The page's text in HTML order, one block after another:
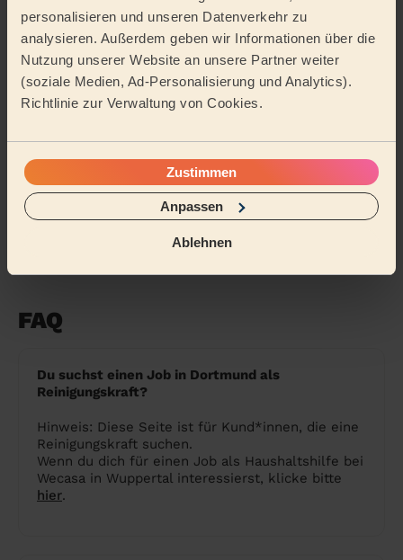
personalisieren und unseren Datenverkehr zu
analysieren. Außerdem geben wir Informationen über die
Nutzung unserer Website an unsere Partner weiter
(soziale Medien, Ad-Personalisierung und Analytics).
Richtlinie zur Verwaltung von Cookies.
Zustimmen
Anpassen
Ablehnen
7
Buche deine Haushaltshilfe – wann und wo du
möchtest
8
Versicherung Haushaltshilfe: Alles, was du
9
Haushaltshilfe für Senioren: Was Angehörige
wissen sollen
Endreinigung Ferienwohnung: Was du wissen
FAQ
Du suchst einen Job in Dortmund als
Reinigungskraft?
Hinweis: Diese Seite ist für Kund*innen, die eine
Reinigungskraft suchen.
Wenn du dich für einen Job als Haushaltshilfe bei
Wecasa in Wuppertal interessierst, klicke bitte
hier.